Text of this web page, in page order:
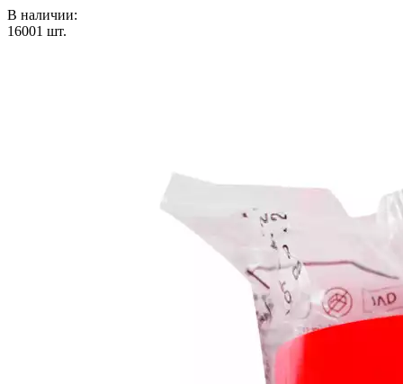
В наличии:
16001 шт.